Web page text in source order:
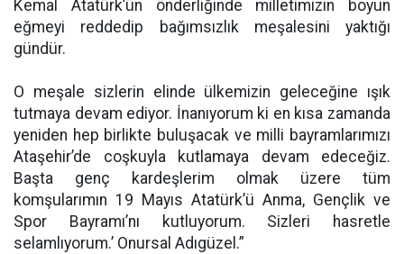
Kemal Atatürk’ün önderliğinde milletimizin boyun
eğmeyi reddedip bağımsızlık meşalesini yaktığı
gündür.
O meşale sizlerin elinde ülkemizin geleceğine ışık
tutmaya devam ediyor. İnanıyorum ki en kısa zamanda
yeniden hep birlikte buluşacak ve milli bayramlarımızı
Ataşehir’de coşkuyla kutlamaya devam edeceğiz.
Başta genç kardeşlerim olmak üzere tüm
komşularımın 19 Mayıs Atatürk’ü Anma, Gençlik ve
Spor Bayramı’nı kutluyorum. Sizleri hasretle
selamlıyorum.’ Onursal Adıgüzel.”